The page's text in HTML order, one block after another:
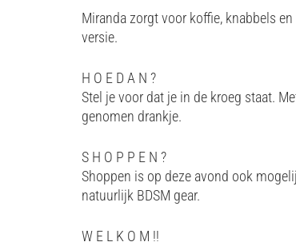
Miranda zorgt voor koffie, knabbels
versie.
H O E D A N ?
Stel je voor dat je in de kroeg staat.
genomen drankje.
S H O P P E N ?
Shoppen is op deze avond ook
natuurlijk BDSM gear.
W E L K O M !!